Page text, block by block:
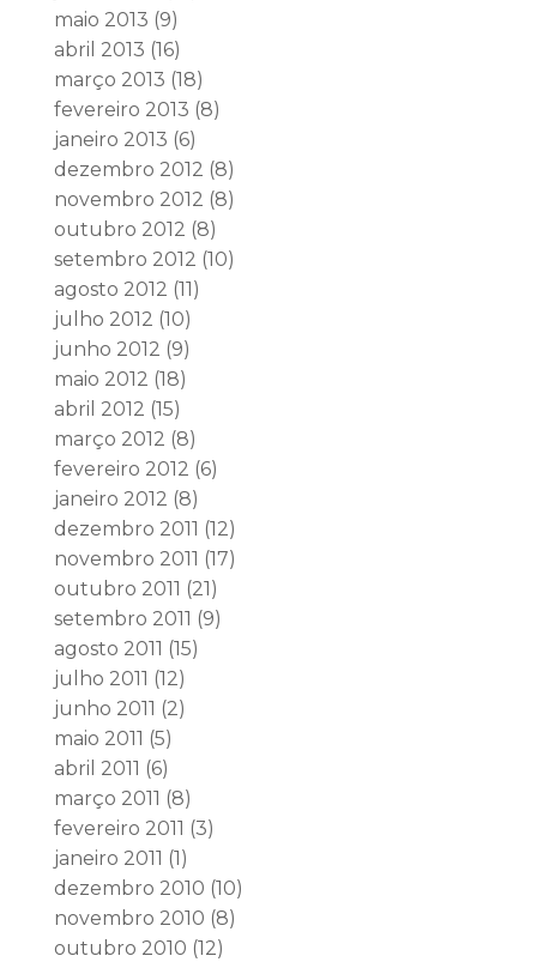
maio 2013 (9)
abril 2013 (16)
março 2013 (18)
fevereiro 2013 (8)
janeiro 2013 (6)
dezembro 2012 (8)
novembro 2012 (8)
outubro 2012 (8)
setembro 2012 (10)
agosto 2012 (11)
julho 2012 (10)
junho 2012 (9)
maio 2012 (18)
abril 2012 (15)
março 2012 (8)
fevereiro 2012 (6)
janeiro 2012 (8)
dezembro 2011 (12)
novembro 2011 (17)
outubro 2011 (21)
setembro 2011 (9)
agosto 2011 (15)
julho 2011 (12)
junho 2011 (2)
maio 2011 (5)
abril 2011 (6)
março 2011 (8)
fevereiro 2011 (3)
janeiro 2011 (1)
dezembro 2010 (10)
novembro 2010 (8)
outubro 2010 (12)